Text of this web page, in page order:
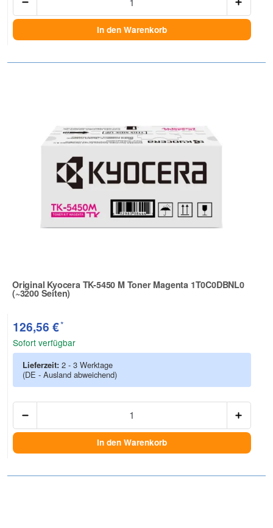
In den Warenkorb
Original Kyocera TK-5450 M Toner Magenta 1T0C0DBNL0
(~3200 Seiten)
Zur Artikelbewertung
126,56 €*
Sofort verfügbar
Lieferzeit: 2 - 3 Werktage
(DE - Ausland abweichend)
In den Warenkorb